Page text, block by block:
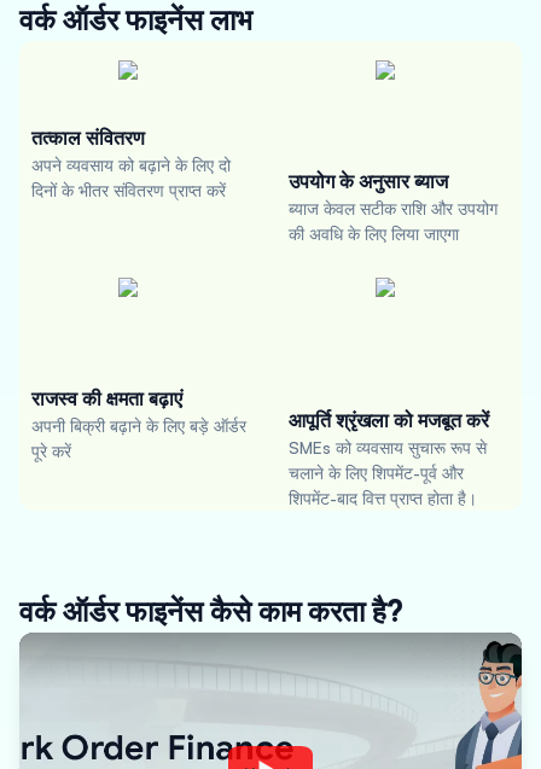
वर्क ऑर्डर फाइनेंसलाभ
तत्काल संवितरण
अपने व्यवसाय को बढ़ाने के लिए दो
दिनों के भीतर संवितरण प्राप्त करें
उपयोग के अनुसार ब्याज
ब्याज केवल सटीक राशि और उपयोग
की अवधि के लिए लिया जाएगा
राजस्व की क्षमता बढ़ाएं
अपनी बिक्री बढ़ाने के लिए बड़े ऑर्डर
पूरे करें
आपूर्ति श्रृंखला को मजबूत करें
SMEs को व्यवसाय सुचारू रूप से
चलाने के लिए शिपमेंट-पूर्व और
शिपमेंट-बाद वित्त प्राप्त होता है।
वर्क ऑर्डर फाइनेंस कैसे काम करता है?